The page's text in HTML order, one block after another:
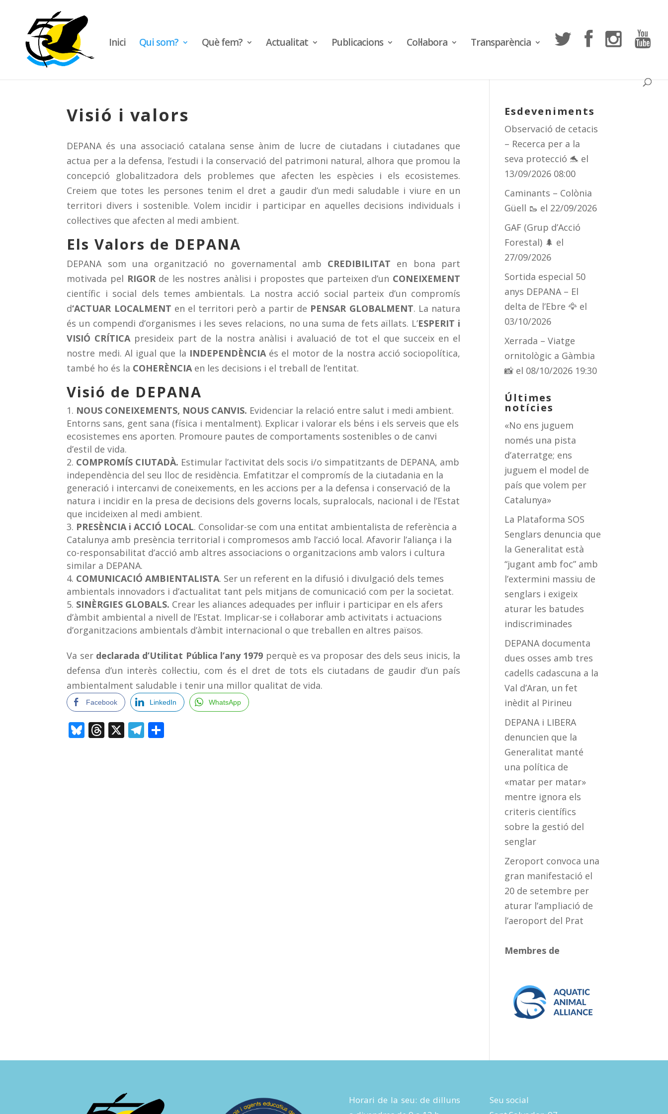
Inici Qui som? Què fem? Actualitat Publicacions Col·labora Transparència
Visió i valors
DEPANA és una associació catalana sense ànim de lucre de ciutadans i ciutadanes que
actua per a la defensa, l’estudi i la conservació del patrimoni natural, alhora que promou la
concepció globalitzadora dels problemes que afecten les espècies i els ecosistemes.
Creiem que totes les persones tenim el dret a gaudir d’un medi saludable i viure en un
territori divers i sostenible. Volem incidir i participar en aquelles decisions individuals i
col·lectives que afecten al medi ambient.
Els Valors de DEPANA
DEPANA som una organització no governamental amb CREDIBILITAT en bona part
motivada pel RIGORde les nostres anàlisi i propostes que parteixen d’un CONEIXEMENT
científic i social dels temes ambientals. La nostra acció social parteix d’un compromís
d‘ACTUAR LOCALMENT en el territori però a partir de PENSAR GLOBALMENT. La natura
és un compendi d’organismes i les seves relacions, no una suma de fets aïllats. L’ESPERIT i
VISIÓ CRÍTICApresideix part de la nostra anàlisi i avaluació de tot el que succeix en el
nostre medi. Al igual que la INDEPENDÈNCIAés el motor de la nostra acció sociopolítica,
també ho és la COHERÈNCIAen les decisions i el treball de l’entitat.
Visió de DEPANA
NOUS CONEIXEMENTS, NOUS CANVIS. Evidenciar la relació entre salut i medi ambient.
Entorns sans, gent sana (física i mentalment). Explicar i valorar els béns i els serveis que els
ecosistemes ens aporten. Promoure pautes de comportaments sostenibles o de canvi
d’estil de vida.
COMPROMÍS CIUTADÀ. Estimular l’activitat dels socis i/o simpatitzants de DEPANA, amb
independència del seu lloc de residència. Emfatitzar el compromís de la ciutadania en la
generació i intercanvi de coneixements, en les accions per a la defensa i conservació de la
natura i incidir en la presa de decisions dels governs locals, supralocals, nacional i de l’Estat
que incideixen al medi ambient.
PRESÈNCIA i ACCIÓ LOCAL. Consolidar-se com una entitat ambientalista de referència a
Catalunya amb presència territorial i compromesos amb l’acció local. Afavorir l’aliança i la
co-responsabilitat d’acció amb altres associacions o organitzacions amb valors i cultura
similar a DEPANA.
COMUNICACIÓ AMBIENTALISTA. Ser un referent en la difusió i divulgació dels temes
ambientals innovadors i d’actualitat tant pels mitjans de comunicació com per la societat.
SINÈRGIES GLOBALS. Crear les aliances adequades per influir i participar en els afers
d’àmbit ambiental a nivell de l’Estat. Implicar-se i col·laborar amb activitats i actuacions
d’organitzacions ambientals d’àmbit internacional o que treballen en altres països.
Va ser declarada d’Utilitat Pública l’any 1979 perquè es va proposar des dels seus inicis, la
defensa d’un interès col·lectiu, com és el dret de tots els ciutadans de gaudir d’un país
ambientalment saludable i tenir una millor qualitat de vida.
Facebook LinkedIn WhatsApp
Bluesky
Threads
X Telegram
Esdeveniments
Observació de cetacis
– Recerca per a la
seva protecció 🐬 el
13/09/2026 08:00
Caminants – Colònia
Güell 🥾 el 22/09/2026
GAF (Grup d’Acció
Forestal) 🌲 el
27/09/2026
Sortida especial 50
anys DEPANA – El
delta de l’Ebre 🦅 el
03/10/2026
Xerrada – Viatge
ornitològic a Gàmbia
📸 el 08/10/2026 19:30
Últimes
notícies
«No ens juguem
només una pista
d’aterratge; ens
juguem el model de
país que volem per
Catalunya»
La Plataforma SOS
Senglars denuncia que
la Generalitat està
“jugant amb foc” amb
l’extermini massiu de
senglars i exigeix
aturar les batudes
indiscriminades
DEPANA documenta
dues osses amb tres
cadells cadascuna a la
Val d’Aran, un fet
inèdit al Pirineu
DEPANA i LIBERA
denuncien que la
Generalitat manté
una política de
«matar per matar»
mentre ignora els
criteris científics
sobre la gestió del
senglar
Zeroport convoca una
gran manifestació el
20 de setembre per
aturar l’ampliació de
l’aeroport del Prat
Membres de
Horari de la seu: de dilluns
Seu social